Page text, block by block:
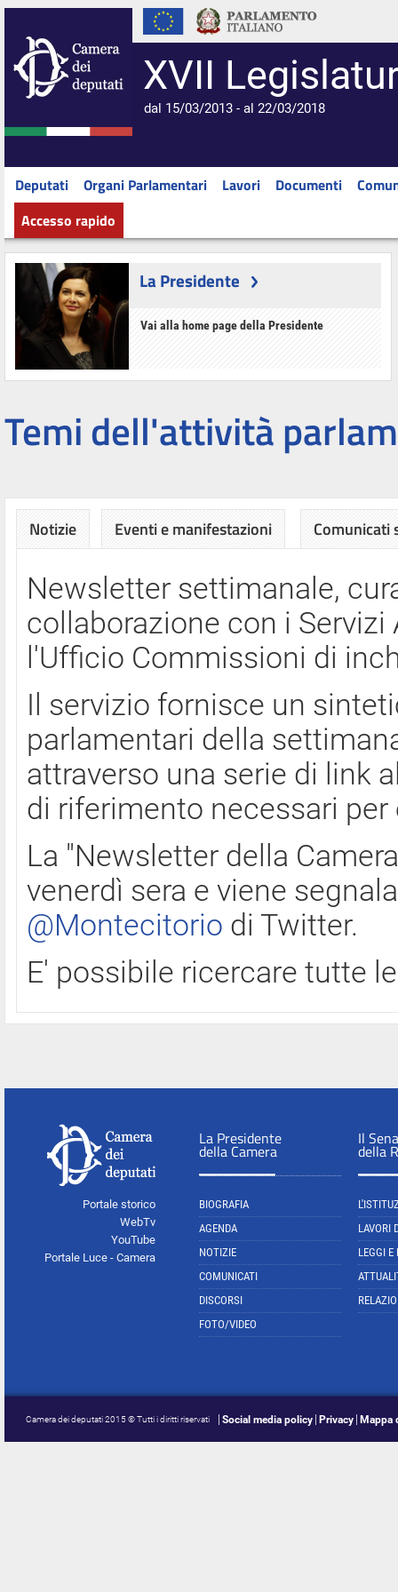
XVII
dal 15/03/2013 - al 22/03/2018
Deputati Organi Parlamentari Lavori Documenti
Accesso rapido
La Presidente
Vai alla home page della Presidente
Temi dell'attività
Notizie Eventi e manifestazioni Comunicati
Newsletter settimanale,
collaborazione con i
l'Ufficio Commissioni di
Il servizio fornisce un
parlamentari della
attraverso una serie di link
di riferimento necessari
La "Newsletter della
venerdì sera e viene
@Montecitorio di Twitter.
E' possibile ricercare tutte
Portale storico
WebTv
YouTube
Portale Luce - Camera
La Presidente
della Camera
BIOGRAFIA
AGENDA
NOTIZIE
COMUNICATI
DISCORSI
FOTO/VIDEO
Il
della
LAVORI
LEGGI E
Camera dei deputati 2015 © Tutti i diritti riservati Social media policy Privacy Mappa